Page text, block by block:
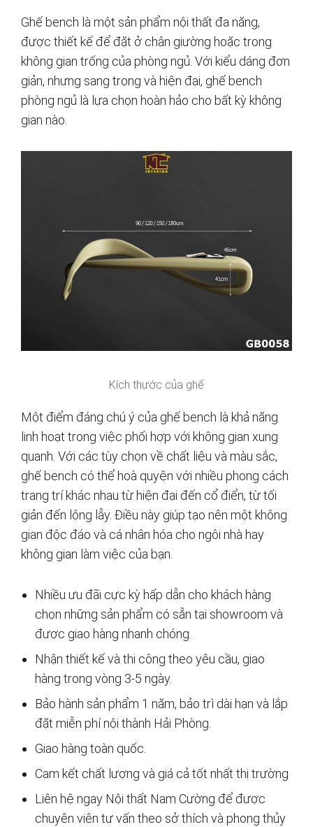
Ghế bench là một sản phẩm nội thất đa năng,
được thiết kế để đặt ở chân giường hoặc trong
không gian trống của phòng ngủ. Với kiểu dáng đơn
giản, nhưng sang trọng và hiện đại, ghế bench
phòng ngủ là lựa chọn hoàn hảo cho bất kỳ không
gian nào.
Kích thước của ghế
Một điểm đáng chú ý của ghế bench là khả năng
linh hoạt trong việc phối hợp với không gian xung
quanh. Với các tùy chọn về chất liệu và màu sắc,
ghế bench có thể hoà quyện với nhiều phong cách
trang trí khác nhau từ hiện đại đến cổ điển, từ tối
giản đến lộng lẫy. Điều này giúp tạo nên một không
gian độc đáo và cá nhân hóa cho ngôi nhà hay
không gian làm việc của bạn.
Nhiều ưu đãi cực kỳ hấp dẫn cho khách hàng
chọn những sản phẩm có sẵn tại showroom và
được giao hàng nhanh chóng.
Nhận thiết kế và thi công theo yêu cầu, giao
hàng trong vòng 3-5 ngày.
Bảo hành sản phẩm 1 năm, bảo trì dài hạn và lắp
đặt miễn phí nội thành Hải Phòng.
Giao hàng toàn quốc.
Cam kết chất lượng và giá cả tốt nhất thị trường
Liên hệ ngay Nội thất Nam Cường để được
chuyên viên tư vấn theo sở thích và phong thủy